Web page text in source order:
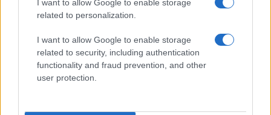
I want to allow Google to enable storage
related to personalization.
I want to allow Google to enable storage
related to security, including authentication
functionality and fraud prevention, and other
user protection.